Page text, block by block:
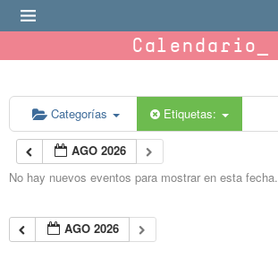
Calendario
Categorías Etiquetas:
AGO 2026
No hay nuevos eventos para mostrar en esta fecha.
AGO 2026